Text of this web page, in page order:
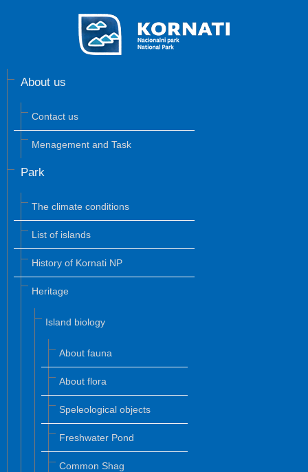
About us
Contact us
Menagement and Task
Park
The climate conditions
List of islands
History of Kornati NP
Heritage
Island biology
About fauna
About flora
Speleological objects
Freshwater Pond
Common Shag